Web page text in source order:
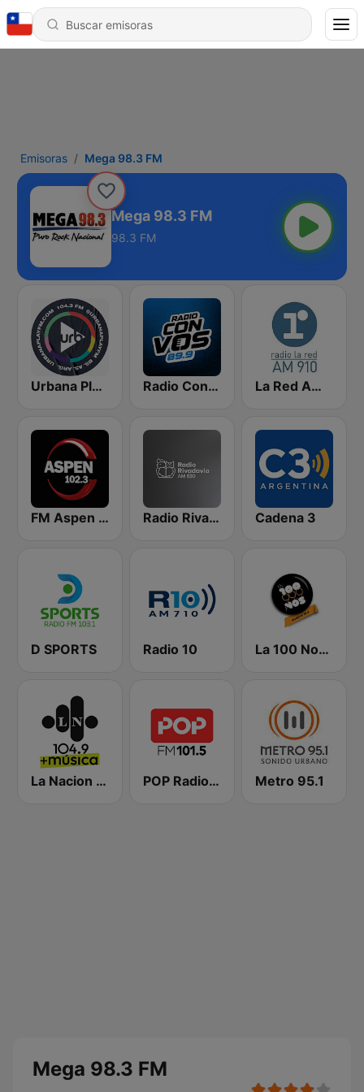
Emisoras Mega 98.3 FM
Mega 98.3 FM
98.3 FM
Urbana Play 104.3 FM Radio Con Vos 89.9 La Red AM 910
FM Aspen 102.3 Radio Rivadavia 630 AM Cadena 3
D SPORTS Radio 10 La 100 Nogoyá
La Nacion 104.9 POP Radio 101.5 Metro 95.1
Mega 98.3 FM